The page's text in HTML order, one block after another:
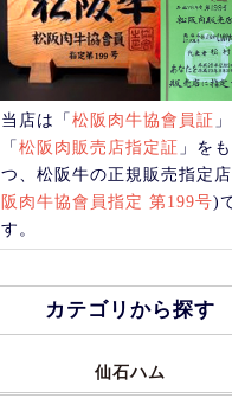
当店は「松阪肉牛協會員証
「松阪肉販売店指定証 」をも
つ、松阪牛の正規販売指定
阪肉牛協會員指定 第199号)
す。
カテゴリから探す
仙石ハム